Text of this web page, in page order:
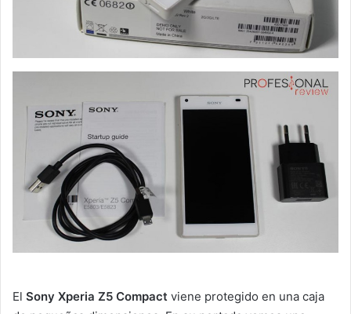
El Sony Xperia Z5 Compact viene protegido en una caja